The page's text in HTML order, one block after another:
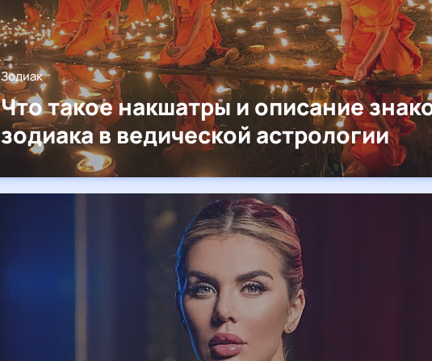
Зодиак
Что такое накшатры и описание
зодиака в ведической астрологии